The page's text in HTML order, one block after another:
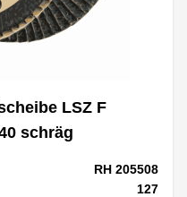
LSZ F
schräg
RH 205508
127